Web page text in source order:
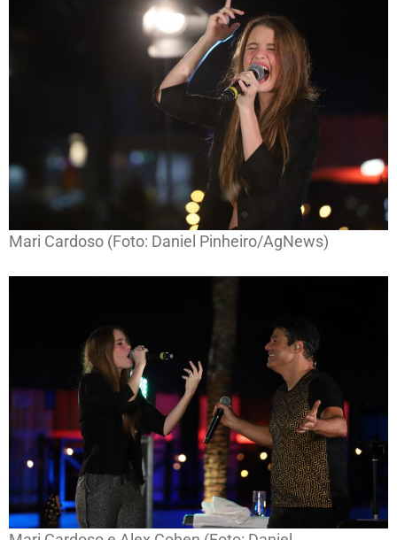
Mari Cardoso (Foto: Daniel Pinheiro/AgNews)